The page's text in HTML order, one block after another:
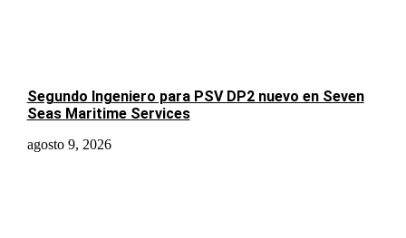
Segundo Ingeniero para PSV DP2 nuevo en Seven
Seas Maritime Services
agosto 9, 2026